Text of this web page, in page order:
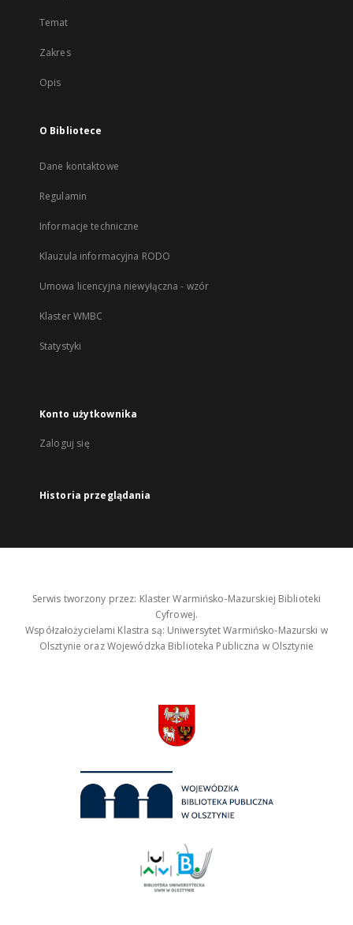
Temat
Zakres
Opis
O Bibliotece
Dane kontaktowe
Regulamin
Informacje techniczne
Klauzula informacyjna RODO
Umowa licencyjna niewyłączna - wzór
Klaster WMBC
Statystyki
Konto użytkownika
Zaloguj się
Historia przeglądania
Serwis tworzony przez: Klaster Warmińsko-Mazurskiej Biblioteki
Cyfrowej.
Współzałożycielami Klastra są: Uniwersytet Warmińsko-Mazurski w
Olsztynie oraz Wojewódzka Biblioteka Publiczna w Olsztynie